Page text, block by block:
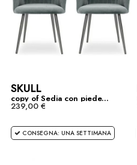
SKULL
copy of Sedia con piede...
239,00 €
CONSEGNA: UNA SETTIMANA